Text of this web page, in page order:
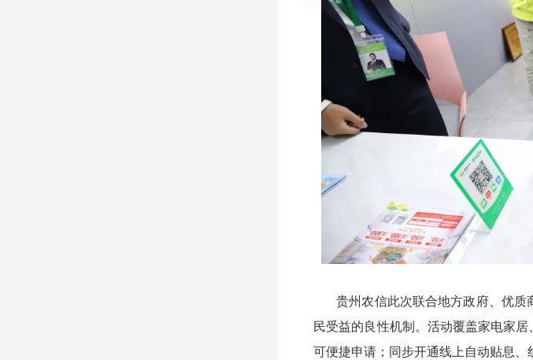
贵州农信此次联合地方政府、优
民受益的良性机制。活动覆盖家电家
可便捷申请；同步开通线上自动贴息、